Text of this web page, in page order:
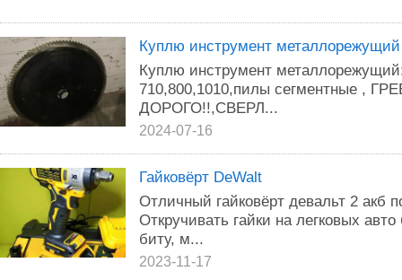
Куплю инструмент металлорежущий
Куплю инструмент
710,800,1010,пилы сегментные ,
ДОРОГО!!,СВЕРЛ...
2024-07-16
Гайковёрт DeWalt
Отличный гайковёрт девальт 2 акб
Откручивать гайки на легковых
биту, м...
2023-11-17